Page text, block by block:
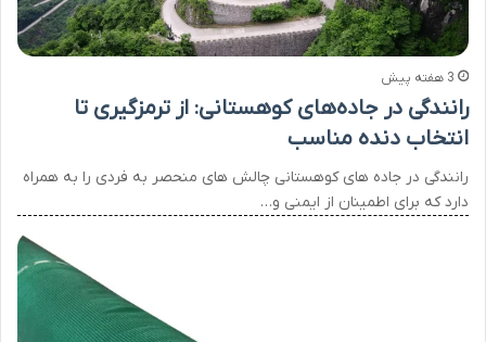
3 هفته پیش
رانندگی در جاده‌های کوهستانی: از ترمزگیری تا
انتخاب دنده مناسب
رانندگی در جاده های کوهستانی چالش های منحصر به فردی را به همراه
دارد که برای اطمینان از ایمنی و…